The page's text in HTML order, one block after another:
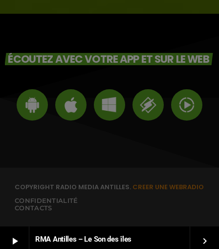
play_arrow RMA Antilles – Le Son des îles keyboard_arrow_right
ÉCOUTEZ AVEC VOTRE APP ET SUR LE WEB
COPYRIGHT RADIO MEDIA ANTILLES. CREER UNE WEBRADIO
CONFIDENTIALITÉ
CONTACTS